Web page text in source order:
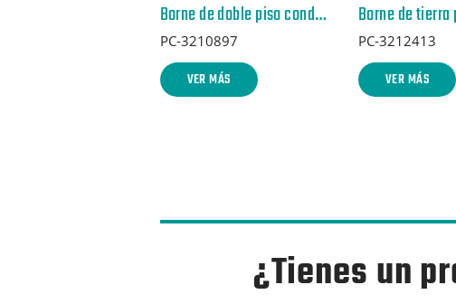
Borne de doble piso conductor de protección – PTTB 2,5/2P-PE – 3210897
PC-3210897
VER MÁS
PC-3212413
VER MÁS
¿Tienes un